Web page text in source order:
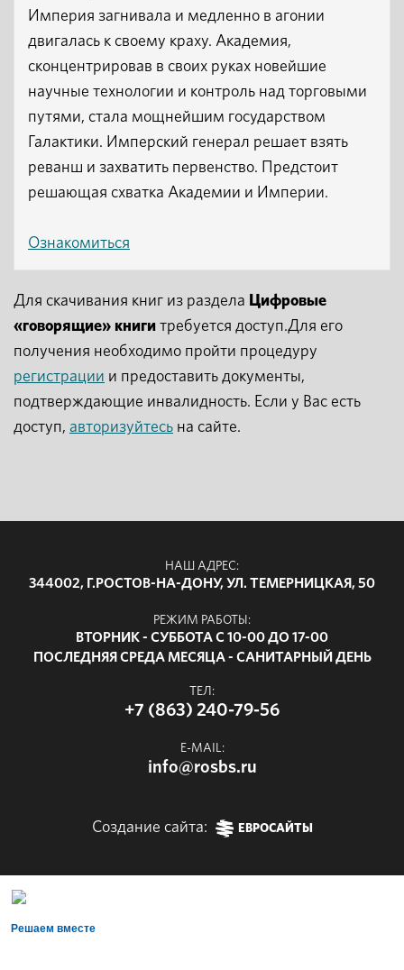
Империя загнивала и медленно в агонии
двигалась к своему краху. Академия,
сконцентрировав в своих руках новейшие
научные технологии и контроль над торговыми
путями, стала мощнейшим государством
Галактики. Имперский генерал решает взять
реванш и захватить первенство. Предстоит
решающая схватка Академии и Империи.
Ознакомиться
Для скачивания книг из раздела Цифровые
«говорящие» книги требуется доступ.Для его
получения необходимо пройти процедуру
регистрации и предоставить документы,
подтверждающие инвалидность. Если у Вас есть
доступ, авторизуйтесь на сайте.
НАШ АДРЕС:
344002, Г.РОСТОВ-НА-ДОНУ, УЛ. ТЕМЕРНИЦКАЯ, 50
РЕЖИМ РАБОТЫ:
ВТОРНИК - СУББОТА С 10-00 ДО 17-00
ПОСЛЕДНЯЯ СРЕДА МЕСЯЦА - САНИТАРНЫЙ ДЕНЬ
ТЕЛ:
+7 (863) 240-79-56
E-MAIL:
info@rosbs.ru
Создание сайта: ЕВРОСАЙТЫ
Решаем вместе